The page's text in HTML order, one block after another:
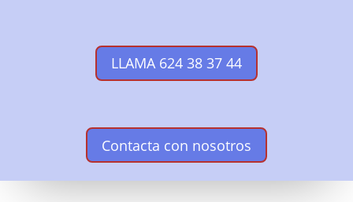
LLAMA 624 38 37 44
Contacta con nosotros